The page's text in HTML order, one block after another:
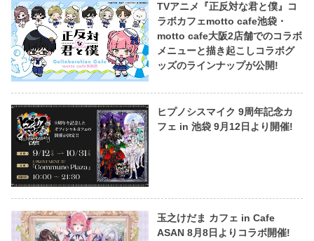
TVアニメ『正反対な君と僕』コ
ラボカフェmotto cafe池袋・
motto cafe大阪2店舗でのコラボ
メニューと描き起こしコラボグ
ッズのラインナップが公開!
ヒプノシスマイク 9周年記念カ
フェ in 池袋 9月12日より開催!
玉之けだま カフェ in Cafe
ASAN 8月8日よりコラボ開催!